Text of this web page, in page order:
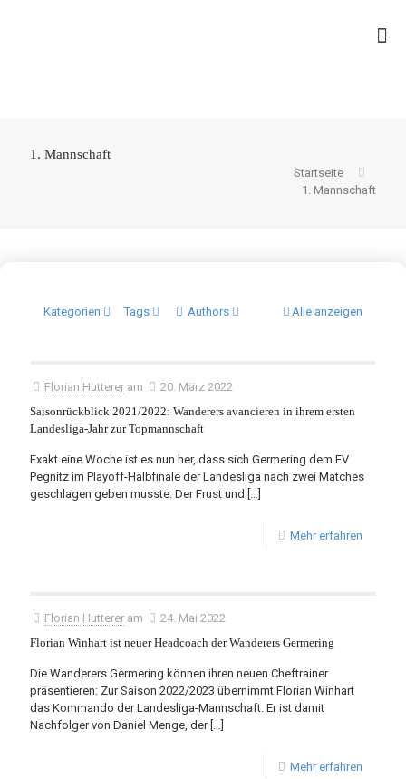
1. Mannschaft
Startseite
1. Mannschaft
Kategorien Tags Authors Alle anzeigen
Florian Hutterer am
20. März 2022
Saisonrückblick 2021/2022: Wanderers avancieren in ihrem ersten
Landesliga-Jahr zur Topmannschaft
Exakt eine Woche ist es nun her, dass sich Germering dem EV
Pegnitz im Playoff-Halbfinale der Landesliga nach zwei Matches
geschlagen geben musste. Der Frust und […]
Mehr erfahren
Florian Hutterer am
24. Mai 2022
Florian Winhart ist neuer Headcoach der Wanderers Germering
Die Wanderers Germering können ihren neuen Cheftrainer
präsentieren: Zur Saison 2022/2023 übernimmt Florian Winhart
das Kommando der Landesliga-Mannschaft. Er ist damit
Nachfolger von Daniel Menge, der[…]
Mehr erfahren